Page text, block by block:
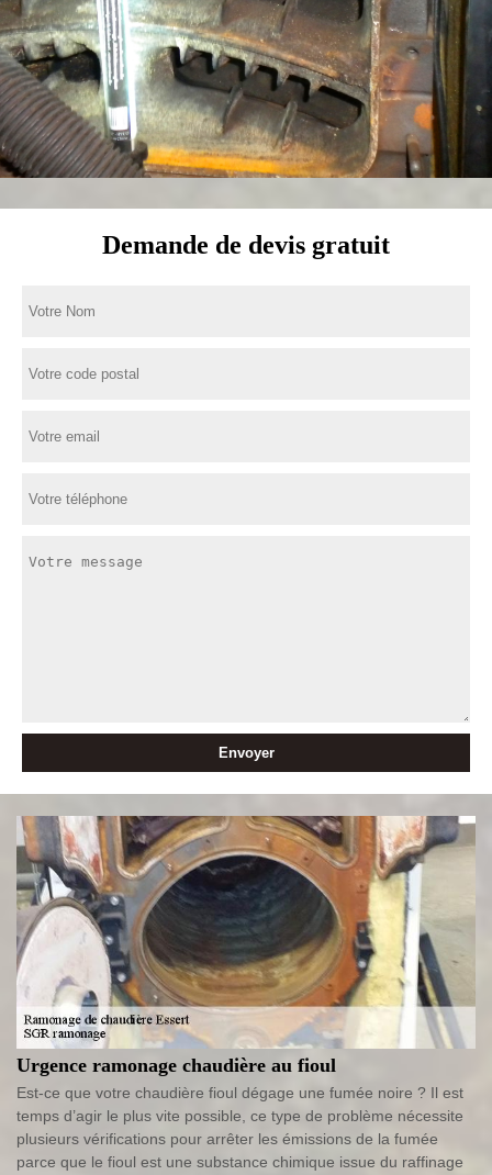
Demande de devis gratuit
Urgence ramonage chaudière au fioul
Est-ce que votre chaudière fioul dégage une fumée noire ? Il est
temps d’agir le plus vite possible, ce type de problème nécessite
plusieurs vérifications pour arrêter les émissions de la fumée
parce que le fioul est une substance chimique issue du raffinage